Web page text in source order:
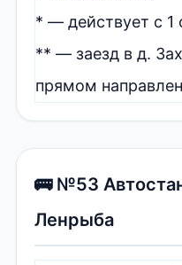
* — действует с 1
** — заезд в д.
прямом
🚌 №53
Ленрыба